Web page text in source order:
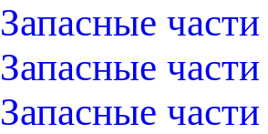
Запасные
Запасные
Запасные